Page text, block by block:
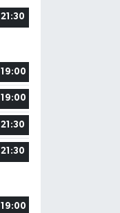
21:30
19:00
19:00
21:30
21:30
19:00